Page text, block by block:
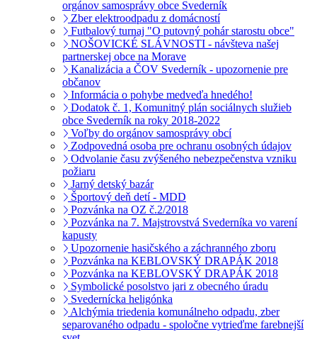
orgánov samosprávy obce Svederník
Zber elektroodpadu z domácností
Futbalový turnaj "O putovný pohár starostu obce"
NOŠOVICKÉ SLÁVNOSTI - návšteva našej
partnerskej obce na Morave
Kanalizácia a ČOV Svederník - upozornenie pre
občanov
Informácia o pohybe medveďa hnedého!
Dodatok č. 1, Komunitný plán sociálnych služieb
obce Svederník na roky 2018-2022
Voľby do orgánov samosprávy obcí
Zodpovedná osoba pre ochranu osobných údajov
Odvolanie času zvýšeného nebezpečenstva vzniku
požiaru
Jarný detský bazár
Športový deň detí - MDD
Pozvánka na OZ č.2/2018
Pozvánka na 7. Majstrovstvá Svederníka vo varení
kapusty
Upozornenie hasičského a záchranného zboru
Pozvánka na KEBLOVSKÝ DRAPÁK 2018
Pozvánka na KEBLOVSKÝ DRAPÁK 2018
Symbolické posolstvo jari z obecného úradu
Svedernícka heligónka
Alchýmia triedenia komunálneho odpadu, zber
separovaného odpadu - spoločne vytrieďme farebnejší